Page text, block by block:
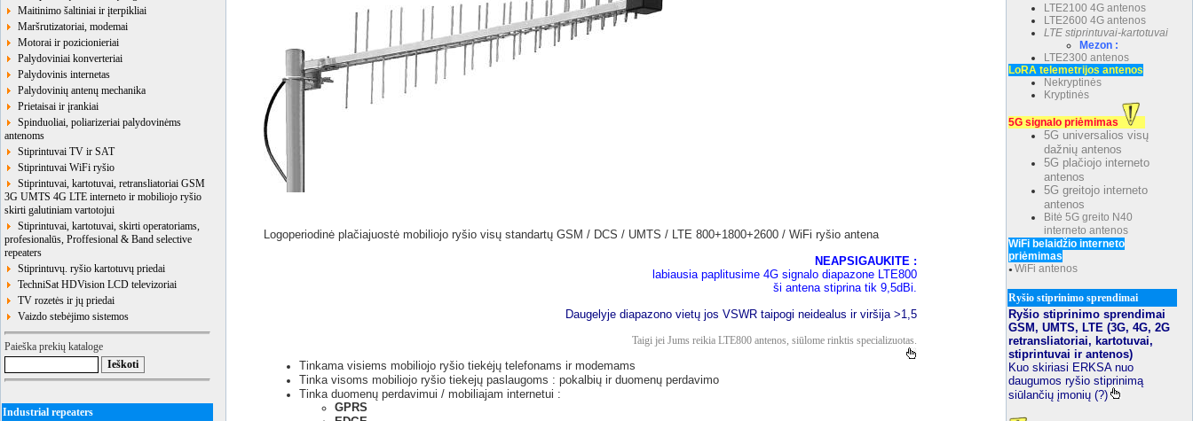
Maitinimo šaltiniai ir įterpikliai
Maršrutizatoriai, modemai
Motorai ir pozicionieriai
Palydoviniai konverteriai
Palydovinis internetas
Palydovinių antenų mechanika
Prietaisai ir įrankiai
Spinduoliai, poliarizeriai palydovinėms
antenoms
Stiprintuvai TV ir SAT
Stiprintuvai WiFi ryšio
Stiprintuvai, kartotuvai, retransliatoriai GSM
3G UMTS 4G LTE interneto ir mobiliojo ryšio
skirti galutiniam vartotojui
Stiprintuvai, kartotuvai, skirti operatoriams,
profesionalūs, Proffesional & Band selective
repeaters
Stiprintuvų. ryšio kartotuvų priedai
TechniSat HDVision LCD televizoriai
TV rozetės ir jų priedai
Vaizdo stebėjimo sistemos
Paieška prekių kataloge
Industrial repeaters
Logoperiodinė plačiajuostė mobiliojo ryšio visų standartų GSM / DCS / UMTS / LTE 800+1800+2600 / WiFi ryšio antena
NEAPSIGAUKITE :
labiausia paplitusime 4G signalo diapazone LTE800
ši antena stiprina tik 9,5dBi.
Daugelyje diapazono vietų jos VSWR taipogi neidealus ir viršija >1,5
Taigi jei Jums reikia LTE800 antenos, siūlome rinktis specializuotas.
Tinkama visiems mobiliojo ryšio tiekėjų telefonams ir modemams
Tinka visoms mobiliojo ryšio tiekejų paslaugoms : pokalbių ir duomenų perdavimo
Tinka duomenų perdavimui / mobiliajam internetui :
GPRS
LTE2100 4G antenos
LTE2600 4G antenos
LTE stiprintuvai-kartotuvai
Mezon :
LTE2300 antenos
LoRA telemetrijos antenos
Nekryptinės
Kryptinės
5G signalo priėmimas
5G universalios visų
dažnių antenos
5G plačiojo interneto
antenos
5G greitojo interneto
antenos
Bitė 5G greito N40
interneto antenos
WiFi belaidžio interneto
priėmimas
● WiFi antenos
Ryšio stiprinimo sprendimai
Ryšio stiprinimo sprendimai
GSM, UMTS, LTE (3G, 4G, 2G
retransliatoriai, kartotuvai,
stiprintuvai ir antenos)
Kuo skiriasi ERKSA nuo
daugumos ryšio stiprinimą
siūlančių įmonių (?)